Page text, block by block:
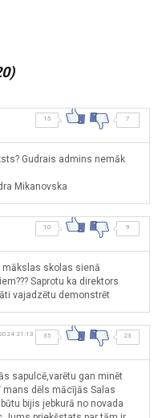
15 7
Gudrais admins nemāk
Mikanovska
10 9
mākslas skolas sienā
Saprotu ka direktors
vajadzētu demonstrēt
21:13 35 23
sapulcē,varētu gan minēt
dēls mācījās Salas
bijis jebkurā no novada